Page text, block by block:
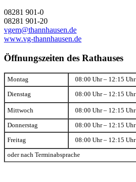
08281 901-0
08281 901-20
vgem@thannhausen.de
www.vg-thannhausen.de
Öffnungszeiten des Rathauses
Montag 08:00 Uhr – 12:15 Uhr
Dienstag 08:00 Uhr – 12:15 Uhr
Mittwoch 08:00 Uhr – 12:15 Uhr
Donnerstag 08:00 Uhr – 12:15 Uhr
Freitag 08:00 Uhr – 12:15 Uhr
oder nach Terminabsprache